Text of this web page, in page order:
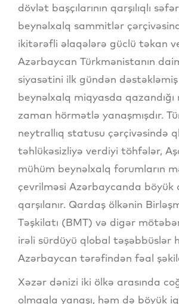
dövlət başçılarının qarşılıqlı
beynəlxalq sammitlər
ikitərəfli əlaqələrə güclü təkan
Azərbaycan Türkmənistanın
siyasətini ilk gündən
beynəlxalq miqyasda
zaman hörmətlə yanaşmışdır.
neytrallıq statusu çərçivəsində
təhlükəsizliyə verdiyi töhfələr,
mühüm beynəlxalq forumların
çevrilməsi Azərbaycanda böyük
qarşılanır. Qardaş ölkənin
Təşkilatı (BMT) və digər
irəli sürdüyü qlobal təşəbbüslər
Azərbaycan tərəfindən fəal
Xəzər dənizi iki ölkə arasında
olmaqla yanaşı, həm də böyük